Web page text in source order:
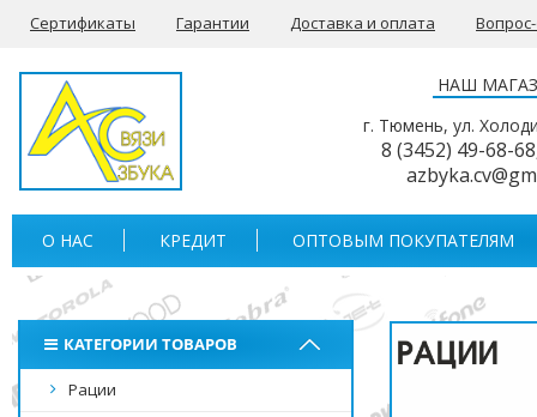
Сертификаты Гарантии Доставка и оплата
НАШ
г. Тюмень, ул.
8 (3452) 49-68-68
О НАС КРЕДИТ ОПТОВЫМ ПОКУПАТЕЛЯМ
КАТЕГОРИИ ТОВАРОВ
Рации